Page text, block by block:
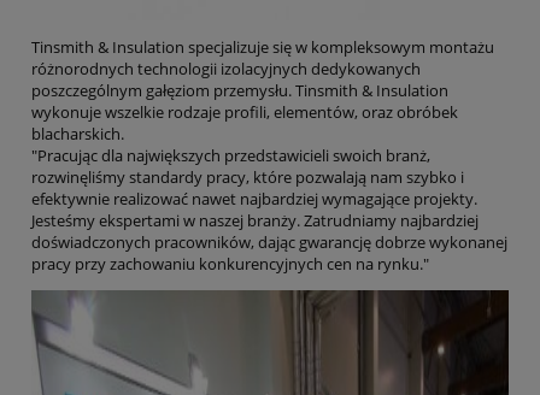
Tinsmith & Insulation specjalizuje się w kompleksowym montażu
różnorodnych technologii izolacyjnych dedykowanych
poszczególnym gałęziom przemysłu. Tinsmith & Insulation
wykonuje wszelkie rodzaje profili, elementów, oraz obróbek
blacharskich.
"Pracując dla największych przedstawicieli swoich branż,
rozwinęliśmy standardy pracy, które pozwalają nam szybko i
efektywnie realizować nawet najbardziej wymagające projekty.
Jesteśmy ekspertami w naszej branży. Zatrudniamy najbardziej
doświadczonych pracowników, dając gwarancję dobrze wykonanej
pracy przy zachowaniu konkurencyjnych cen na rynku."